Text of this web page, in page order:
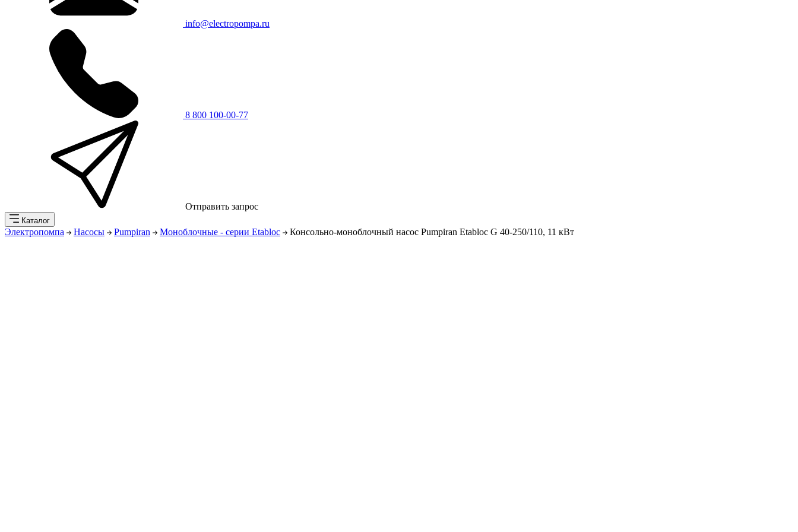
info@electropompa.ru
8 800 100-00-77
Отправить запрос
Каталог
Электропомпа Насосы Pumpiran Моноблочные - серии Etabloc Консольно-моноблочный насос Pumpiran Etabloc G 40-250/110, 11 кВт